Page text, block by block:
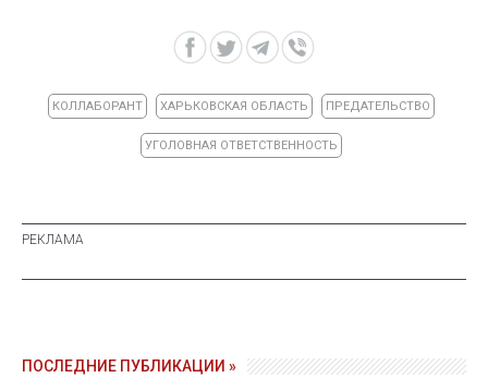
КОЛЛАБОРАНТ ХАРЬКОВСКАЯ ОБЛАСТЬ ПРЕДАТЕЛЬСТВО
УГОЛОВНАЯ ОТВЕТСТВЕННОСТЬ
ПОСЛЕДНИЕ ПУБЛИКАЦИИ »